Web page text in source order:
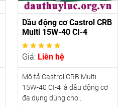
Dầu động cơ Castrol CRB
Multi 15W-40 CI-4
Giá: Liên hệ
Mô tả Castrol CRB Multi
15W-40 CI-4 là dầu động cơ
đa dụng dùng cho..